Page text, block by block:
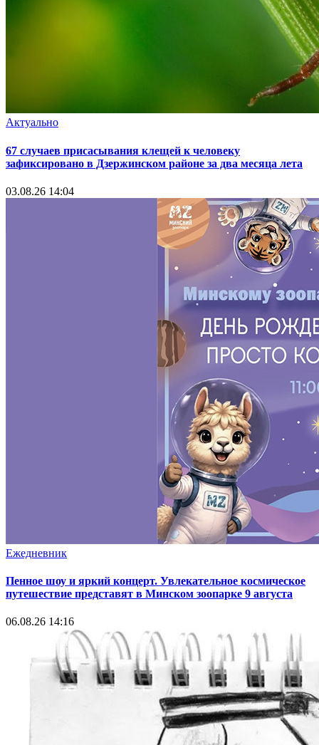
Актуально
67 случаев присасывания клещей к человеку
зафиксировано в Дзержинском районе за два месяца лета
03.08.26 14:04
Ежедневник
Пенное шоу и яркий концерт. Увлекательное космическое
путешествие представят в Минском зоопарке 9 августа
06.08.26 14:16